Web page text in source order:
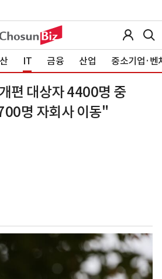
IT 금융 산업 중소기업·벤
편 대상자 4400명 중
명 자회사 이동"